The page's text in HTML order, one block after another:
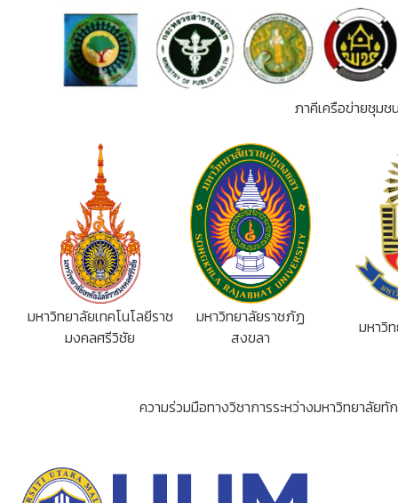
ภาคีเครือข่ายชุมช
มหาวิทยาลัยเทคโนโลยีราช
มงคลศรีวิชัย
มหาวิทยาลัยราชภัฏ
สงขลา
มหาวิ
ความร่วมมือทางวิชาการระหว่างมหาวิทยาลัย